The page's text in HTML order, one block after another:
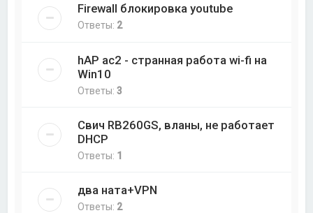
Firewall блокировка youtube
Ответы: 2
hAP ac2 - странная работа wi-fi на
Win10
Ответы:3
Свич RB260GS, вланы, не работает
DHCP
Ответы: 1
два ната+VPN
Ответы: 2